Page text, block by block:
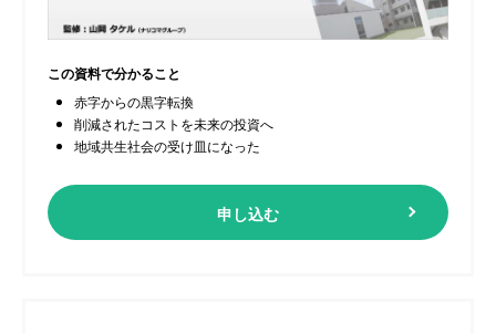
この資料で分かること
赤字からの黒字転換
削減されたコストを未来の投資へ
地域共生社会の受け皿になった
申し込む